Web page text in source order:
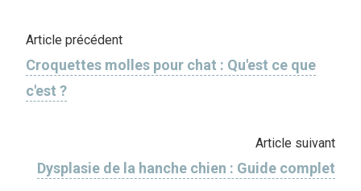
Article précédent
Croquettes molles pour chat : Qu'est ce que
c'est ?
Article suivant
Dysplasie de la hanche chien : Guide complet